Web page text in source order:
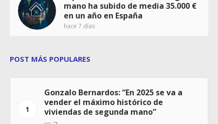
mano ha subido de media 35.000 €
en un año en España
hace 7 días
POST MÁS POPULARES
1
Gonzalo Bernardos: “En 2025 se va a
vender el máximo histórico de
viviendas de segunda mano”